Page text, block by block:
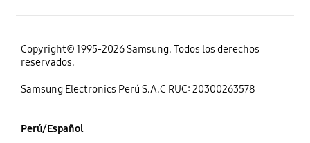
Copyright© 1995-2026 Samsung. Todos los derechos
reservados.
Samsung Electronics Perú S.A.C RUC: 20300263578
Perú/Español